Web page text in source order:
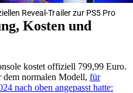
Reveal-Trailer zur PS5 Pro
Kosten und
kostet offiziell 799,99 Euro.
dem normalen Modell, für
nach oben angepasst hatte: